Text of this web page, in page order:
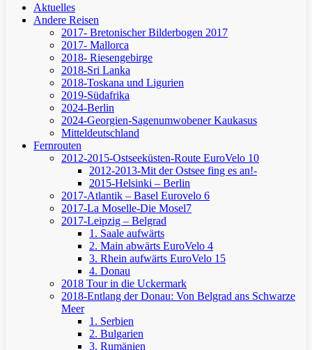
Aktuelles
Andere Reisen
2017- Bretonischer Bilderbogen 2017
2017- Mallorca
2018- Riesengebirge
2018-Sri Lanka
2018-Toskana und Ligurien
2019-Südafrika
2024-Berlin
2024-Georgien-Sagenumwobener Kaukasus
Mitteldeutschland
Fernrouten
2012-2015-Ostseeküsten-Route EuroVelo 10
2012-2013-Mit der Ostsee fing es an!-
2015-Helsinki – Berlin
2017-Atlantik – Basel Eurovelo 6
2017-La Moselle-Die Mosel7
2017-Leipzig – Belgrad
1. Saale aufwärts
2. Main abwärts EuroVelo 4
3. Rhein aufwärts EuroVelo 15
4. Donau
2018 Tour in die Uckermark
2018-Entlang der Donau: Von Belgrad ans Schwarze
Meer
1. Serbien
2. Bulgarien
3. Rumänien